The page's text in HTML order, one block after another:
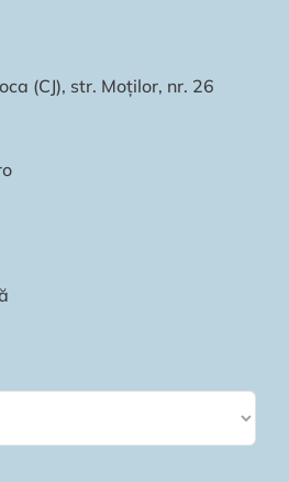
(CJ), str. Moților, nr. 26